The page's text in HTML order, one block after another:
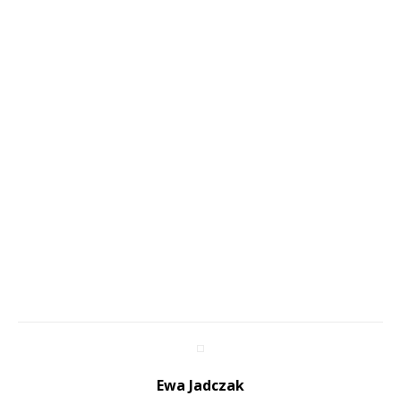
Ewa Jadczak